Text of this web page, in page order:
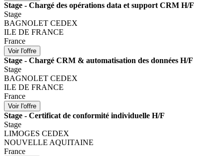
Stage - Chargé des opérations data et support CRM H/F
Stage
BAGNOLET CEDEX
ILE DE FRANCE
France
Stage - Chargé CRM & automatisation des données H/F
Stage
BAGNOLET CEDEX
ILE DE FRANCE
France
Stage - Certificat de conformité individuelle H/F
Stage
LIMOGES CEDEX
NOUVELLE AQUITAINE
France